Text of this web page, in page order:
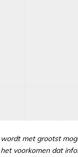
met grootst
voorkomen dat